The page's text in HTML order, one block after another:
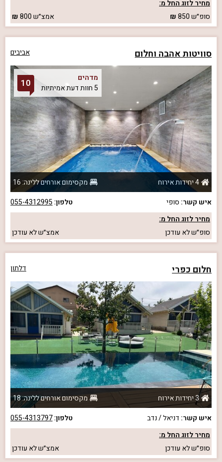
מחיר לזוג החל מ:
סופ״ש850 אמצ״ש800
סוויטות אהבה וחלום אביבים
מדהים
5 חוות דעת אמיתיות
10
4 יחידות אירוח
מקסימום אורחים ללינה: 16
איש קשר: סופי טלפון: 055-4312995
מחיר לזוג החל מ:
סופ״שלא עודכן אמצ״שלא עודכן
חלום כפרי דלתון
3 יחידות אירוח
מקסימום אורחים ללינה: 18
איש קשר: דניאל / נדב טלפון:055-4313797
מחיר לזוג החל מ:
סופ״שלא עודכן אמצ״שלא עודכן